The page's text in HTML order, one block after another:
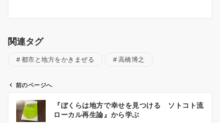
関連タグ
都市と地方をかきまぜる 高橋博之
前のページへ
『ぼくらは地方で幸せを見つける ソトコト流
ローカル再生論』から学ぶ